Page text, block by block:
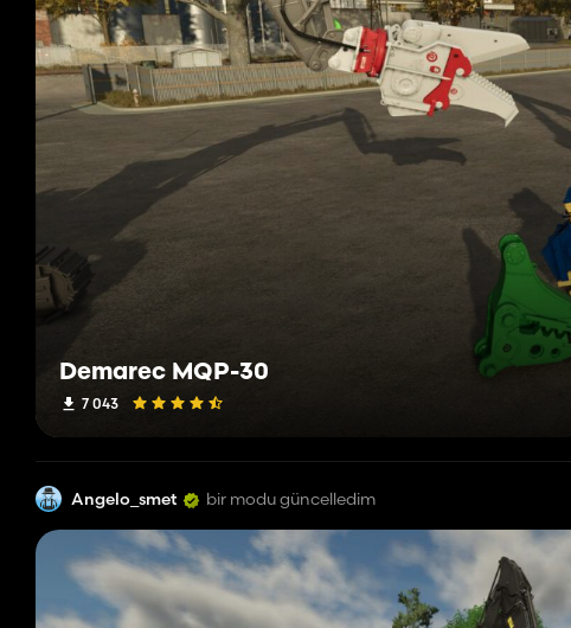
Demarec MQP-30
7 043
Angelo_smet bir modu güncelledim